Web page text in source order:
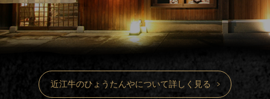
近江牛のひょうたんやについて詳しく見る